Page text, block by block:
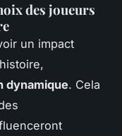
des joueurs
un impact
dynamique. Cela